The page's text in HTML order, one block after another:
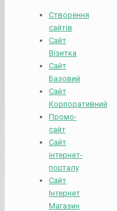
Створення
сайтів
Сайт
Візитка
Сайт
Базовий
Сайт
Корпоративний
Промо-
сайт
Сайт
інтернет-
порталу
Сайт
Інтернет
Магазин